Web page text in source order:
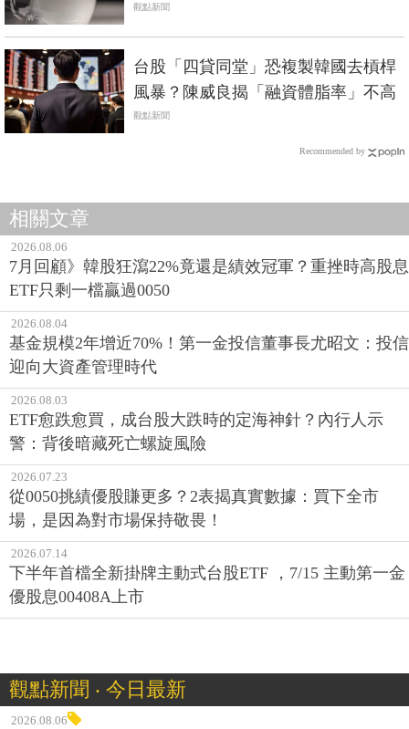
觀點新聞
台股「四貸同堂」恐複製韓國去槓桿
風暴？陳威良揭「融資體脂率」不高
觀點新聞
Recommended by
相關文章
2026.08.06
7月回顧》韓股狂瀉22%竟還是績效冠軍？重挫時高股息
ETF只剩一檔贏過0050
2026.08.04
基金規模2年增近70%！第一金投信董事長尤昭文：投信
迎向大資產管理時代
2026.08.03
ETF愈跌愈買，成台股大跌時的定海神針？內行人示
警：背後暗藏死亡螺旋風險
2026.07.23
從0050挑績優股賺更多？2表揭真實數據：買下全市
場，是因為對市場保持敬畏！
2026.07.14
下半年首檔全新掛牌主動式台股ETF ，7/15 主動第一金
優股息00408A上市
觀點新聞 ‧ 今日最新
2026.08.06